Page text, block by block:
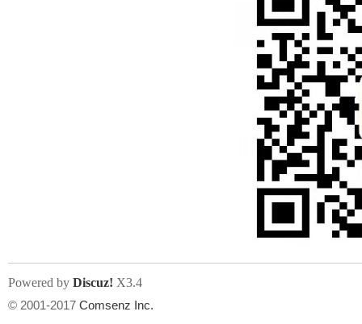
Powered by Discuz! X3.4
© 2001-2017 Comsenz Inc.